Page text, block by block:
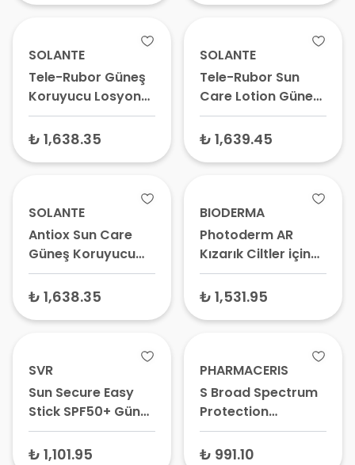
Kremi
SOLANTE
Tele-Rubor Güneş
Koruyucu Losyon
SPF50+ Tinted 150
ml – Kızarıklık
Krem
₺ 1,638.35
SOLANTE
Tele-Rubor Sun
Care Lotion Güneş
Koruyucu Losyon
SPF50+ 150 ml
₺ 1,639.45
SOLANTE
Antiox Sun Care
Güneş Koruyucu
Losyon SPF50+ 150
ml
₺ 1,638.35
BIODERMA
Photoderm AR
Kızarık Ciltler için
Güneş Kremi SPF
50+ Renkli 30 ml –
₺ 1,531.95
SVR
Sun Secure Easy
Stick SPF50+ Güneş
Koruyucu Stick 10
gr
₺ 1,101.95
PHARMACERIS
S Broad Spectrum
Protection
Yetişkinler ve
Çocuklar için
₺ 991.10